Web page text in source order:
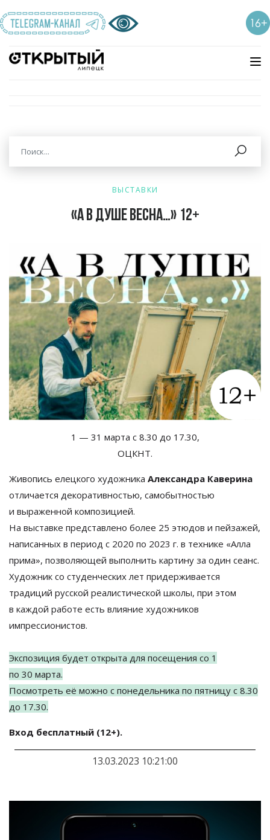
ВЫСТАВКИ
«А в душе Весна…» 12+
1 — 31 марта с 8.30 до 17.30,
ОЦКНТ.
Живопись елецкого художника Александра Каверина
отличается декоративностью, самобытностью
и выраженной композицией.
На выставке представлено более 25 этюдов и пейзажей,
написанных в период с 2020 по 2023 г. в технике «Алла
прима», позволяющей выполнить картину за один сеанс.
Художник со студенческих лет придерживается
традиций русской реалистической школы, при этом
в каждой работе есть влияние художников
импрессионистов.
Экспозиция будет открыта для посещения со 1
по 30 марта.
Посмотреть её можно с понедельника по пятницу с 8.30
до 17.30.
Вход бесплатный (12+).
13.03.2023 10:21:00